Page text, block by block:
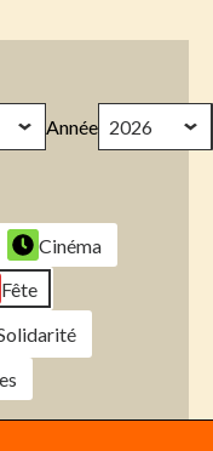
Année
Cinéma
Fête